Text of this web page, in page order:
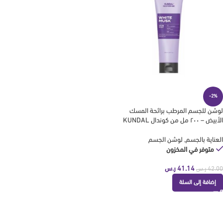
-2%
لوشن للجسم المرطب برائحة المسك
الأبيض – ٢٠٠ مل من كوندال KUNDAL
العناية بالجسم, لوشن الجسم
متوفر في المخزون
42.00 ر.س 41.14 ر.س
إضافة إلى السلة